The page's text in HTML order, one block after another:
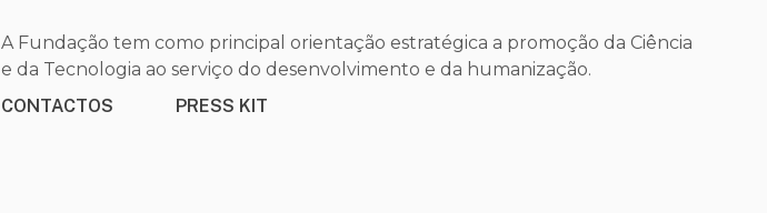
A Fundação tem como principal orientação estratégica a promoção da Ciência
e da Tecnologia ao serviço do desenvolvimento e da humanização.
CONTACTOS
PRESS KIT